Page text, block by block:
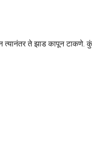
ते झाड कापून टाकणे.